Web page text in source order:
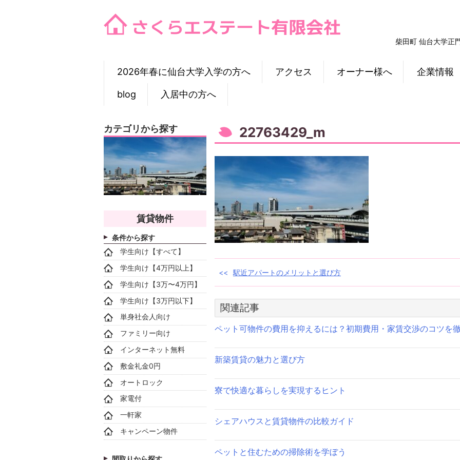
柴田町 仙台大学正
2026年春に仙台大学入学の方へ アクセス オーナー様へ 企業情報
blog 入居中の方へ
22763429_m
投
ナ
ビ
ゲ
ー
シ
ン
駅近アパートのメリットと選び方
関連記事
ペット可物件の費用を抑えるには？初期費用・家賃交渉のコツを
新築賃貸の魅力と選び方
寮で快適な暮らしを実現するヒント
シェアハウスと賃貸物件の比較ガイド
ペットと住むための掃除術を学ぼう
カテゴリから探す
賃貸物件
条件から探す
学生向け【すべて】
学生向け【4万円以上】
学生向け【3万〜4万円】
学生向け【3万円以下】
単身社会人向け
ファミリー向け
インターネット無料
敷金礼金0円
オートロック
家電付
一軒家
キャンペーン物件